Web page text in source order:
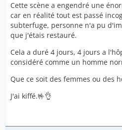
Cette scène a engendré une
car en réalité tout est passé
subterfuge, personne n'a pu
que j'étais restauré.
Cela a duré 4 jours, 4 jours a
considéré comme un homme
Que ce soit des femmes ou des
J'ai kiffé.🤟👌